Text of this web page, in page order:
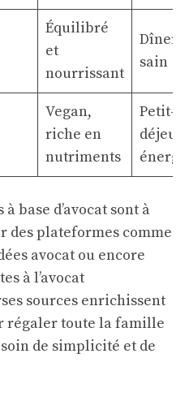
Équilibré
et
nourrissant
Dîner
sain
Vegan,
riche en
nutriments
Petit-
base d’avocat sont à
des plateformes comme
avocat ou encore
à l’avocat
sources enrichissent
régaler toute la famille
de simplicité et de